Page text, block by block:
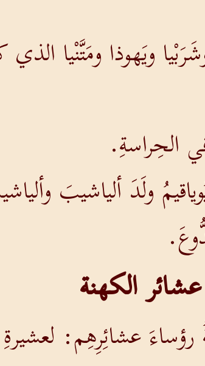
ويَهوذا ومَتَّنْيا
الحِراسةِ.
ولَدَ ألياشيبَ
الكهنة
عشائِرِهِم: لعشيرةِ